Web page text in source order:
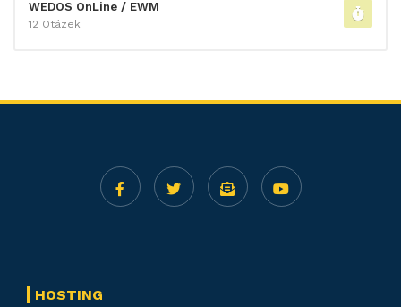
WEDOS OnLine / EWM
12 Otázek
HOSTING